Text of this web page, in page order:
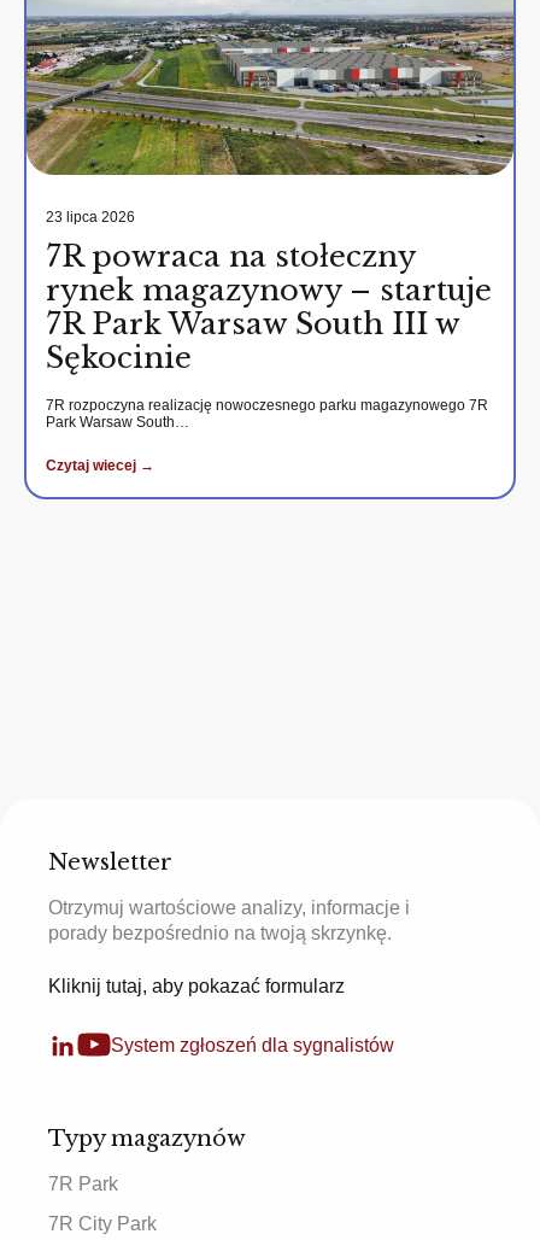
23 lipca 2026
7R powraca na stołeczny
rynek magazynowy – startuje
7R Park Warsaw South III w
Sękocinie
7R rozpoczyna realizację nowoczesnego parku magazynowego 7R
Park Warsaw South…
Czytaj wiecej →
Newsletter
Otrzymuj wartościowe analizy, informacje i
porady bezpośrednio na twoją skrzynkę.
Kliknij tutaj, aby pokazać formularz
System zgłoszeń dla sygnalistów
Typy magazynów
7R Park
7R City Park